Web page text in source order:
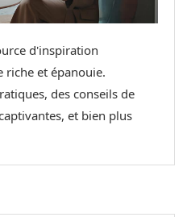
d'inspiration
et épanouie.
des conseils de
et bien plus